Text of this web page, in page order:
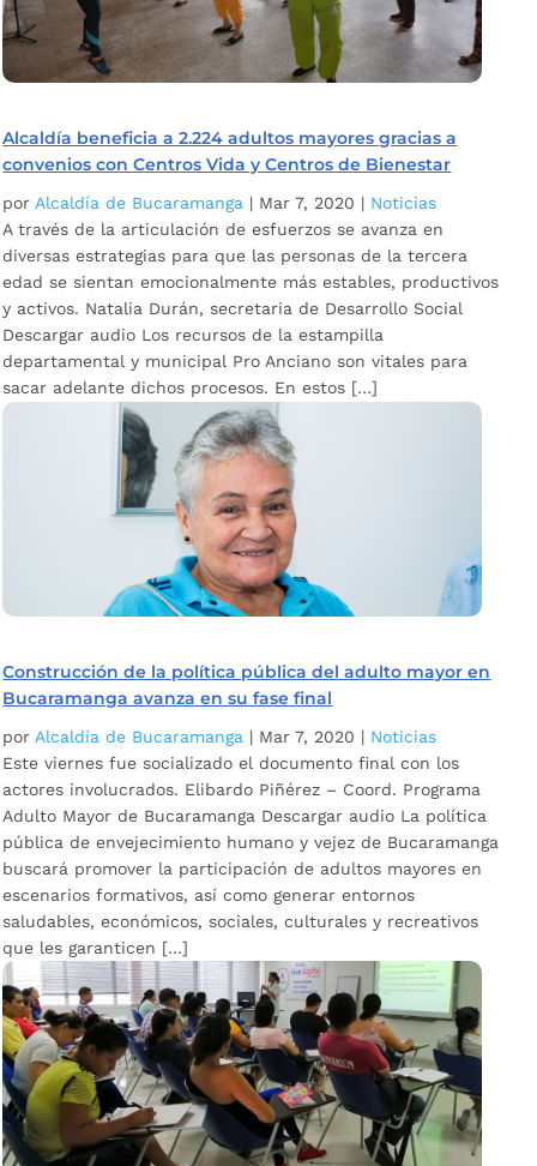
Alcaldía beneficia a 2.224 adultos mayores gracias a
convenios con Centros Vida y Centros de Bienestar
porAlcaldía de Bucaramanga | Mar 7, 2020 | Noticias
A través de la articulación de esfuerzos se avanza en
diversas estrategias para que las personas de la tercera
edad se sientan emocionalmente más estables, productivos
y activos. Natalia Durán, secretaria de Desarrollo Social
Descargar audio Los recursos de la estampilla
departamental y municipal Pro Anciano son vitales para
sacar adelante dichos procesos. En estos […]
Construcción de la política pública del adulto mayor en
Bucaramanga avanza en su fase final
por Alcaldía de Bucaramanga | Mar 7, 2020 | Noticias
Este viernes fue socializado el documento final con los
actores involucrados. Elibardo Piñérez – Coord. Programa
Adulto Mayor de Bucaramanga Descargar audio La política
pública de envejecimiento humano y vejez de Bucaramanga
buscará promover la participación de adultos mayores en
escenarios formativos, así como generar entornos
saludables, económicos, sociales, culturales y recreativos
que les garanticen […]